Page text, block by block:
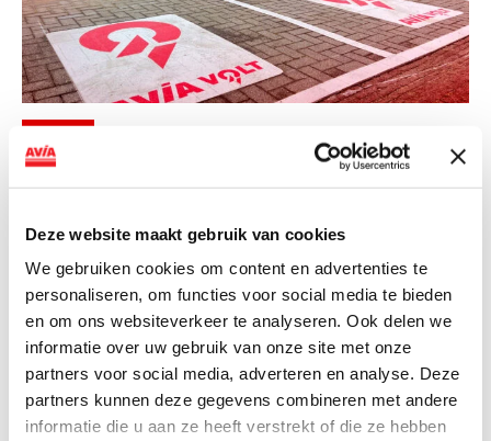
Deze website maakt gebruik van cookies
We gebruiken cookies om content en advertenties te
personaliseren, om functies voor social media te bieden
en om ons websiteverkeer te analyseren. Ook delen we
informatie over uw gebruik van onze site met onze
partners voor social media, adverteren en analyse. Deze
partners kunnen deze gegevens combineren met andere
informatie die u aan ze heeft verstrekt of die ze hebben
snellaadinfrastructuur
van DC-snellaadinfrastructuur AVIA VOLT en...
Lees verder